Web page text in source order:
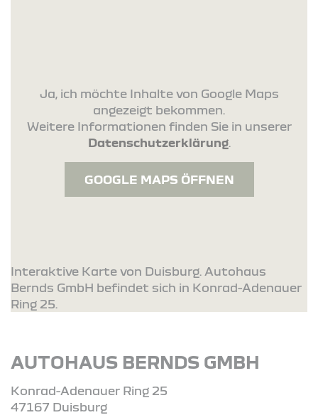
Ja, ich möchte Inhalte von Google Maps
angezeigt bekommen.
Weitere Informationen finden Sie in unserer
Datenschutzerklärung.
GOOGLE MAPS ÖFFNEN
Interaktive Karte von Duisburg. Autohaus
Bernds GmbH befindet sich in Konrad-Adenauer
Ring 25.
AUTOHAUS BERNDS GMBH
Konrad-Adenauer Ring 25
47167 Duisburg